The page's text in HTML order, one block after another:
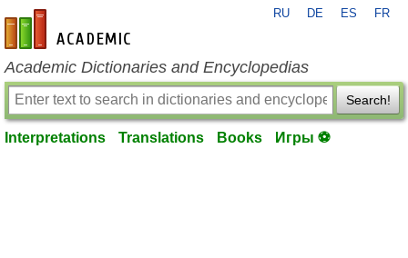
en-academic.com
RU DE ES FR
Academic Dictionaries and Encyclopedias
Search!
Interpretations Translations Books Игры ⚽